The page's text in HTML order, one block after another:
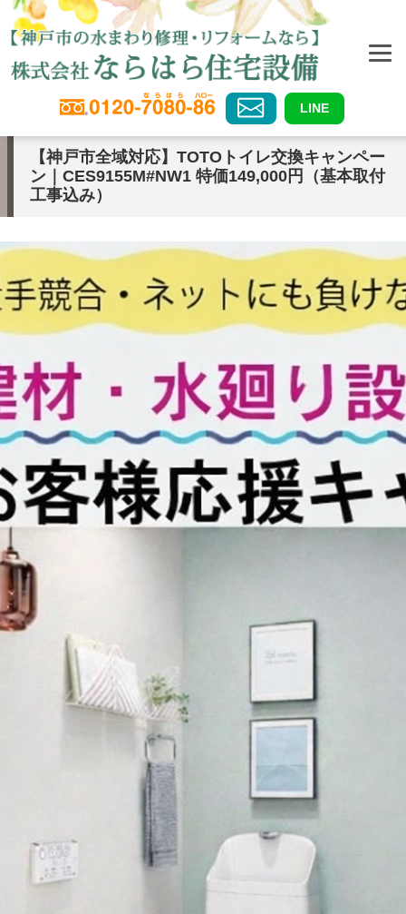
LINE
【神戸市全域対応】TOTOトイレ交換キャンペー
ン｜CES9155M#NW1 特価149,000円（基本取付
工事込み）